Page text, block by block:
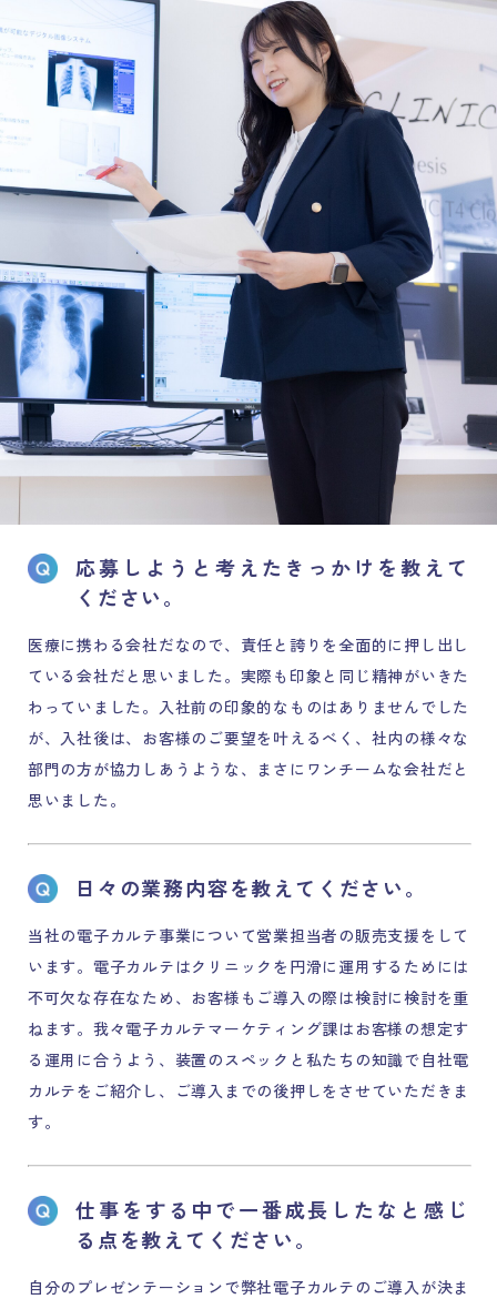
応募しようと考えたきっかけを教えて
ください。
医療に携わる会社だなので、責任と誇りを全面的に押し出し
ている会社だと思いました。実際も印象と同じ精神がいきた
わっていました。入社前の印象的なものはありませんでした
が、入社後は、お客様のご要望を叶えるべく、社内の様々な
部門の方が協力しあうような、まさにワンチームな会社だと
思いました。
日々の業務内容を教えてください。
当社の電子カルテ事業について営業担当者の販売支援をして
います。電子カルテはクリニックを円滑に運用するためには
不可欠な存在なため、お客様もご導入の際は検討に検討を重
ねます。我々電子カルテマーケティング課はお客様の想定す
る運用に合うよう、装置のスペックと私たちの知識で自社電
カルテをご紹介し、ご導入までの後押しをさせていただきま
す。
仕事をする中で一番成長したなと感じ
る点を教えてください。
自分のプレゼンテーションで弊社電子カルテのご導入が決ま